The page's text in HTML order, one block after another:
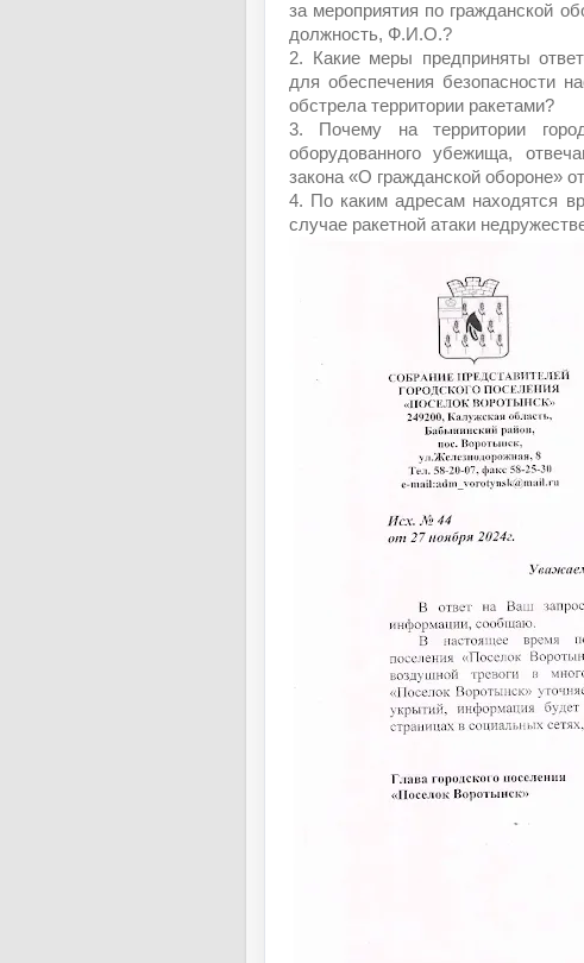
за мероприятия по гражданской
должность, Ф.И.О.?
2. Какие меры предприняты
для обеспечения безопасности
обстрела территории ракетами?
3. Почему на территории
оборудованного убежища,
закона «О гражданской обороне»
4. По каким адресам находятся
случае ракетной атаки